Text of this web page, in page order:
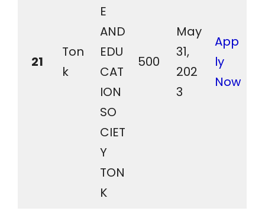
21
Ton
k
E
AND
EDU
CAT
ION
SO
CIET
Y
TON
K
500
May
31,
202
3
App
ly
Now